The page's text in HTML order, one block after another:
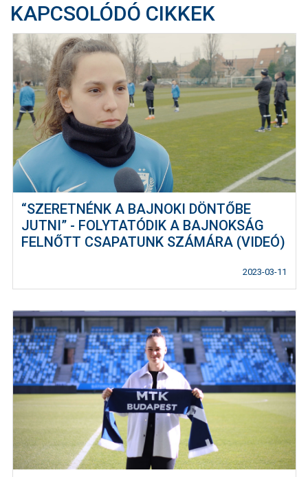
KAPCSOLÓDÓ CIKKEK
“SZERETNÉNK A BAJNOKI DÖNTŐBE
JUTNI” - FOLYTATÓDIK A BAJNOKSÁG
FELNŐTT CSAPATUNK SZÁMÁRA (VIDEÓ)
2023-03-11